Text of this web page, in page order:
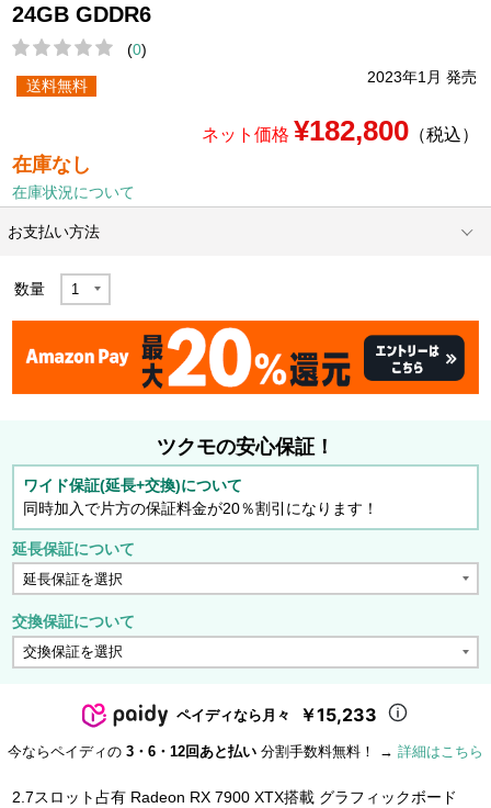
24GB GDDR6
(0)
2023年1月 発売
送料無料
ネット価格 ¥182,800（税込）
在庫なし
在庫状況について
お支払い方法
数量
ツクモの安心保証！
ワイド保証(延長+交換)について
同時加入で片方の保証料金が20％割引になります！
延長保証について
交換保証について
ペイディなら月々 ￥15,233
今ならペイディの 3・6・12回あと払い 分割手数料無料！ → 詳細はこちら
2.7スロット占有 Radeon RX 7900 XTX搭載 グラフィックボード